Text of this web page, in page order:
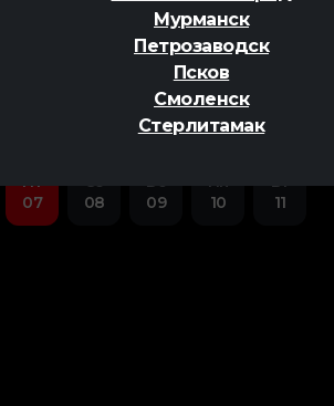
Мурманск
Петрозаводск
Псков
Смоленск
Стерлитамак
Пт
07
Сб
08
Вс
09
Пн
10
Вт
11